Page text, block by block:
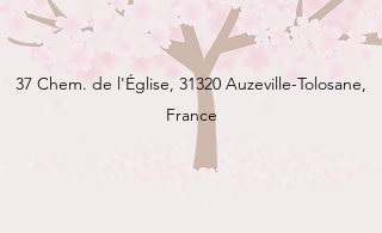
37 Chem. de l'Église, 31320 Auzeville-Tolosane,
France